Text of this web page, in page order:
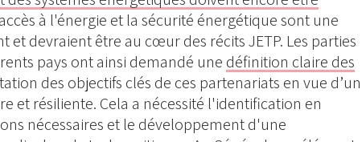
à l'énergie et la sécurité énergétique sont une
devraient être au cœur des récits JETP. Les parties
pays ont ainsi demandé une définition claire des
des objectifs clés de ces partenariats en vue d’un
et résiliente. Cela a nécessité l'identification en
nécessaires et le développement d'une